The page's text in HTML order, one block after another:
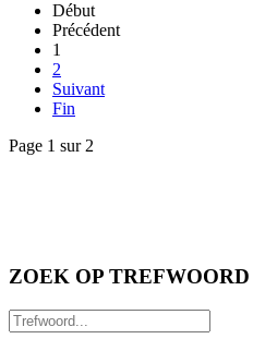
Début
Précédent
1
2
Suivant
Fin
Page 1 sur 2
ZOEK OP TREFWOORD